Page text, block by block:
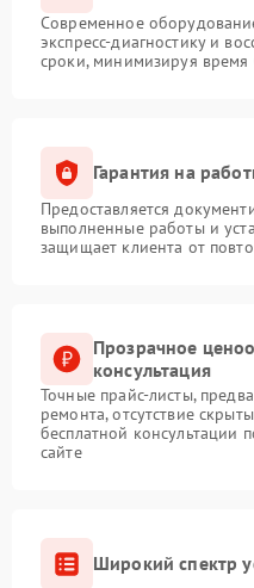
Современное
экспресс-диагностику и
сроки, минимизируя время
Гарантия на
Предоставляется
выполненные работы и
защищает клиента от
Прозрачное
консультация
Точные прайс-листы,
ремонта, отсутствие
бесплатной консультации
сайте
Широкий спектр